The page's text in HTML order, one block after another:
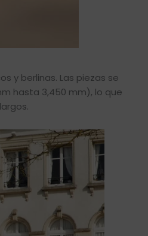
y berlinas. Las piezas se
hasta 3,450 mm), lo que